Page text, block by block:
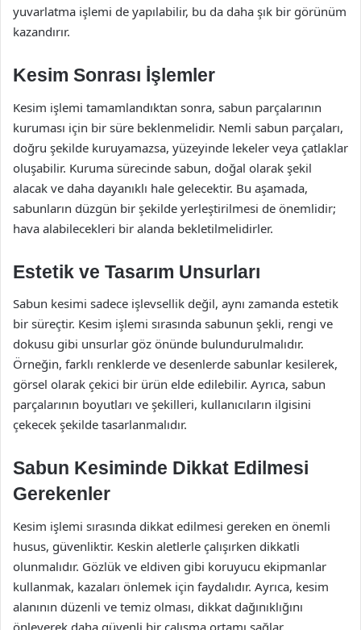
yuvarlatma işlemi de yapılabilir, bu da daha şık bir görünüm
kazandırır.
Kesim Sonrası İşlemler
Kesim işlemi tamamlandıktan sonra, sabun parçalarının
kuruması için bir süre beklenmelidir. Nemli sabun parçaları,
doğru şekilde kuruyamazsa, yüzeyinde lekeler veya çatlaklar
oluşabilir. Kuruma sürecinde sabun, doğal olarak şekil
alacak ve daha dayanıklı hale gelecektir. Bu aşamada,
sabunların düzgün bir şekilde yerleştirilmesi de önemlidir;
hava alabilecekleri bir alanda bekletilmelidirler.
Estetik ve Tasarım Unsurları
Sabun kesimi sadece işlevsellik değil, aynı zamanda estetik
bir süreçtir. Kesim işlemi sırasında sabunun şekli, rengi ve
dokusu gibi unsurlar göz önünde bulundurulmalıdır.
Örneğin, farklı renklerde ve desenlerde sabunlar kesilerek,
görsel olarak çekici bir ürün elde edilebilir. Ayrıca, sabun
parçalarının boyutları ve şekilleri, kullanıcıların ilgisini
çekecek şekilde tasarlanmalıdır.
Sabun Kesiminde Dikkat Edilmesi
Gerekenler
Kesim işlemi sırasında dikkat edilmesi gereken en önemli
husus, güvenliktir. Keskin aletlerle çalışırken dikkatli
olunmalıdır. Gözlük ve eldiven gibi koruyucu ekipmanlar
kullanmak, kazaları önlemek için faydalıdır. Ayrıca, kesim
alanının düzenli ve temiz olması, dikkat dağınıklığını
önleyerek daha güvenli bir çalışma ortamı sağlar.